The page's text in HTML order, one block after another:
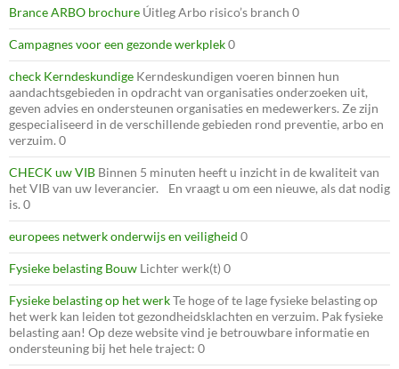
Brance ARBO brochure Úitleg Arbo risico’s branch 0
Campagnes voor een gezonde werkplek0
check Kerndeskundige Kerndeskundigen voeren binnen hun
aandachtsgebieden in opdracht van organisaties onderzoeken uit,
geven advies en ondersteunen organisaties en medewerkers. Ze zijn
gespecialiseerd in de verschillende gebieden rond preventie, arbo en
verzuim. 0
CHECK uw VIB Binnen 5 minuten heeft u inzicht in de kwaliteit van
het VIB van uw leverancier. En vraagt u om een nieuwe, als dat nodig
is. 0
europees netwerk onderwijs en veiligheid 0
Fysieke belasting Bouw Lichter werk(t) 0
Fysieke belasting op het werkTe hoge of te lage fysieke belasting op
het werk kan leiden tot gezondheidsklachten en verzuim. Pak fysieke
belasting aan! Op deze website vind je betrouwbare informatie en
ondersteuning bij het hele traject: 0